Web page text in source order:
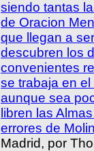
siendo tantas
de Oracion
que llegan a
descubren los
convenientes
se trabaja en
aunque sea
libren las
errores de
Madrid, por